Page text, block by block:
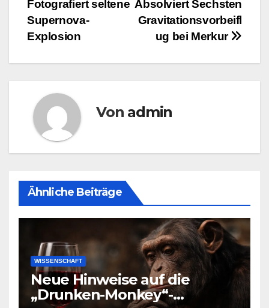
Absolviert Sechsten
Gravitationsvorbeifl
ug bei Merkur
Fotografiert seltene
Supernova-
Explosion
Von admin
Ähnliche Beiträge
WISSENSCHAFT
Neue Hinweise auf die
„Drunken-Monkey“-